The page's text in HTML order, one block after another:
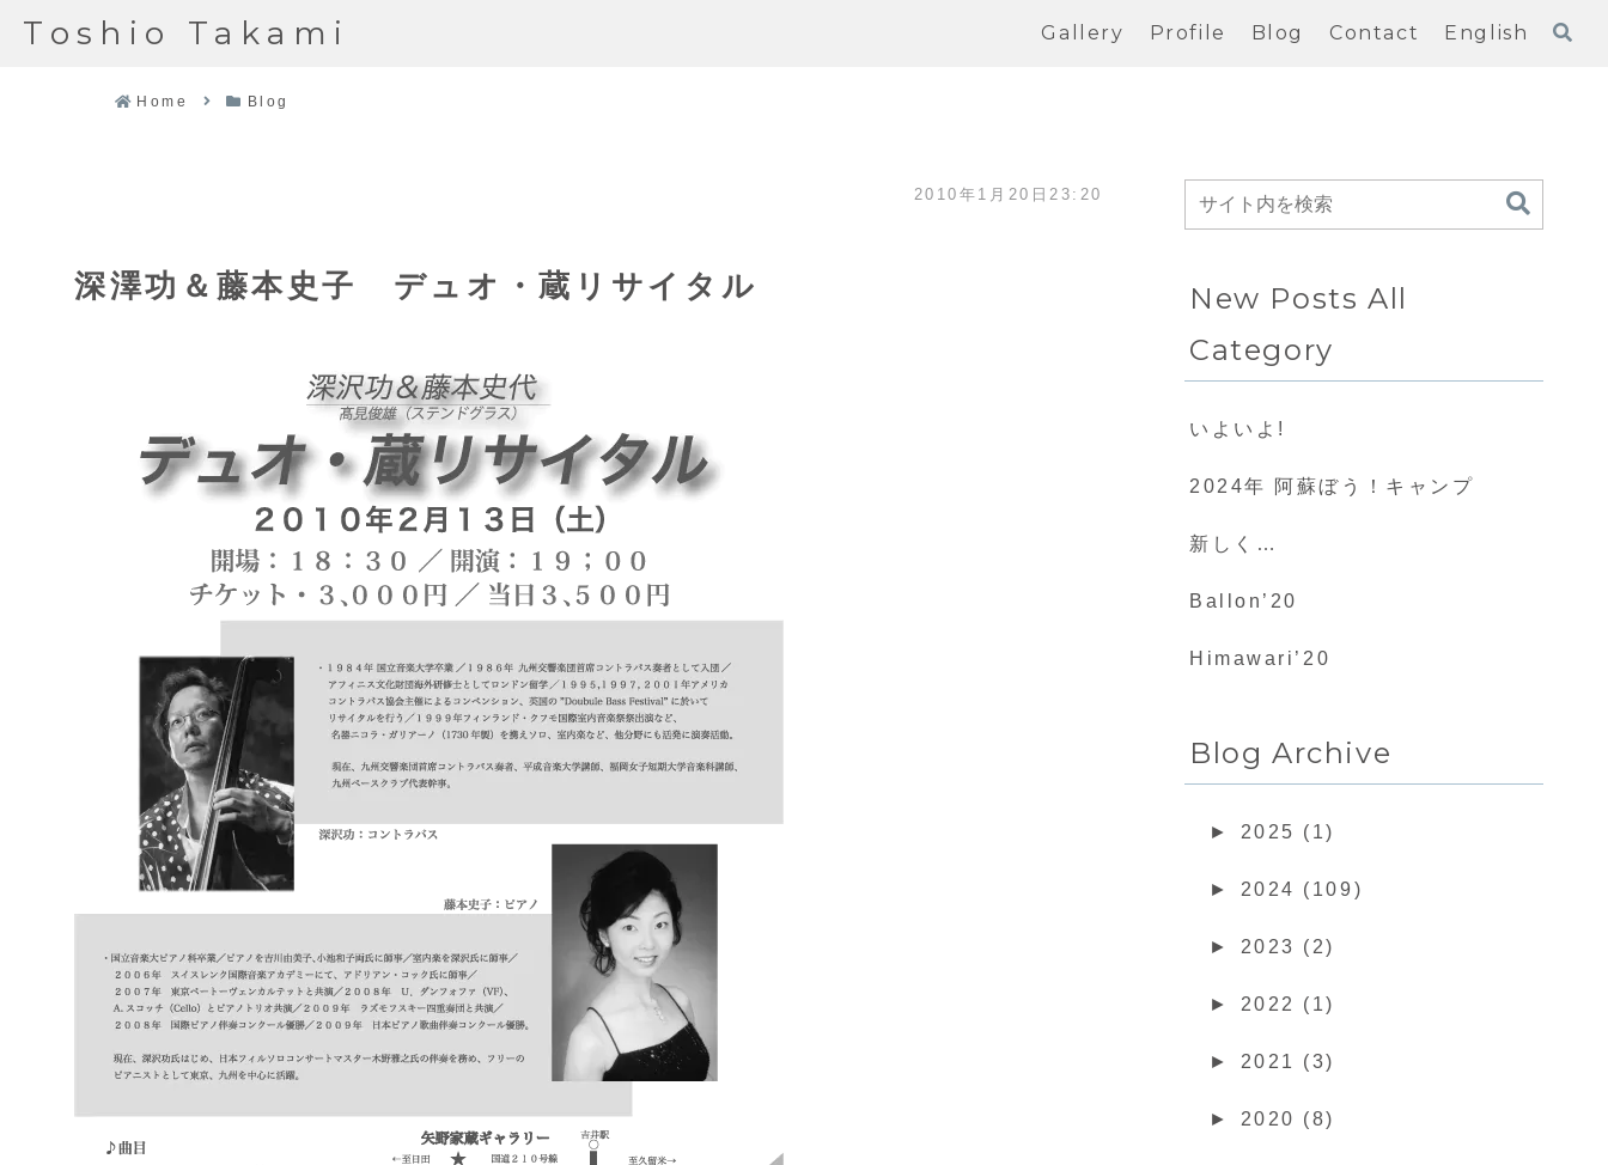
Toshio Takami Gallery Profile Blog Contact English
Home Blog
深澤功＆藤本史子 デュオ・蔵リサイタル
2010年1月20日23:20
New Posts All
Category
いよいよ!
2024年 阿蘇ぼう！キャンプ
新しく…
Ballon’20
Himawari’20
Blog Archive
► 2025 (1)
► 2024 (109)
► 2023 (2)
► 2022 (1)
► 2021 (3)
► 2020 (8)